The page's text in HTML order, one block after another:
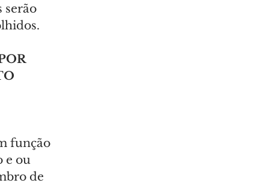
serão
função
e ou
de